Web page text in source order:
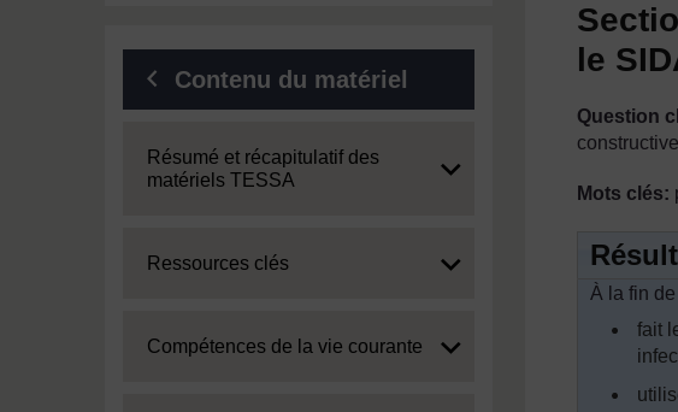
Contenu du matériel
Expand
Résumé et récapitulatif des
matériels TESSA
Expand
Ressources clés
Expand
Compétences de la vie courante
le
Question
Mots clés:
À la fin
fait